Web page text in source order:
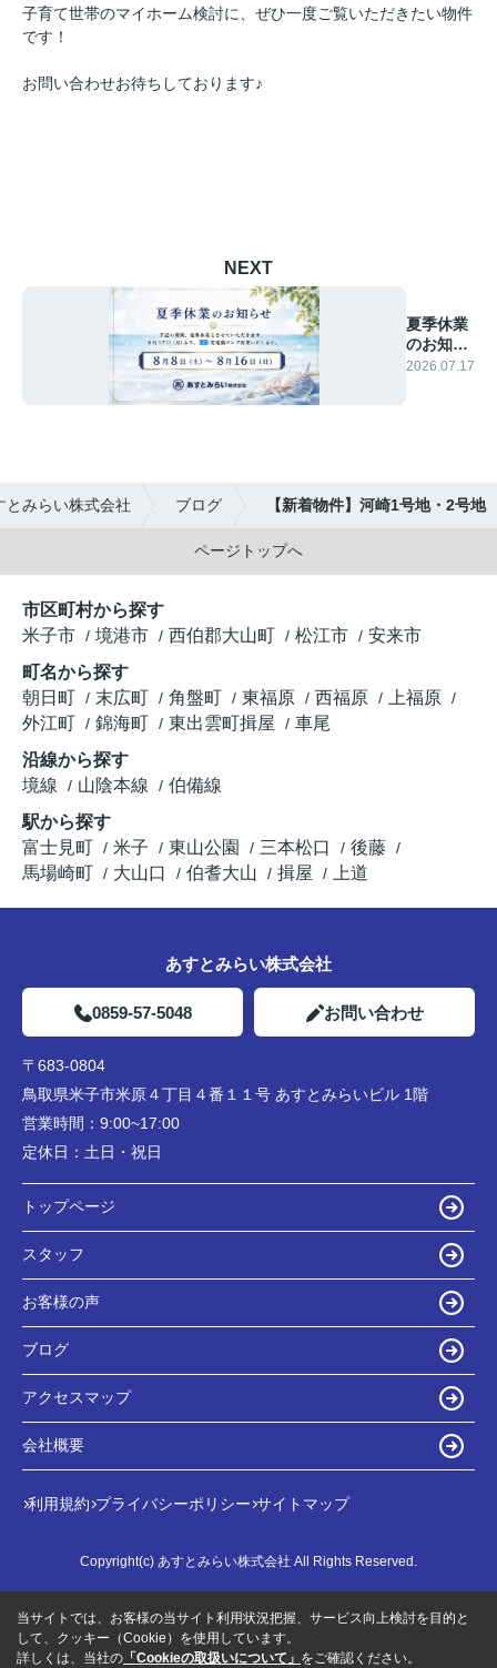
子育て世帯のマイホーム検討に、ぜひ一度ご覧いただきたい物件
です！
お問い合わせお待ちしております♪
NEXT
夏季休業
のお知ら
せ
2026.07.17
とみらい株式会社 ブログ 【新着物件】河崎1号地・2号地
ページトップへ
市区町村から探す
米子市
境港市 西伯郡大山町 松江市
安来市
町名から探す
朝日町
末広町 角盤町 東福原 西福原
上福原
外江町
錦海町 東出雲町揖屋
車尾
沿線から探す
境線
山陰本線
伯備線
駅から探す
富士見町
米子 東山公園 三本松口
後藤
馬場崎町
大山口 伯耆大山 揖屋 上道
あすとみらい株式会社
0859-57-5048 お問い合わせ
〒683-0804
鳥取県米子市米原４丁目４番１１号 あすとみらいビル 1階
営業時間： 9:00~17:00
定休日： 土日・祝日
トップページ
スタッフ
お客様の声
ブログ
アクセスマップ
会社概要
利用規約 プライバシーポリシー サイトマップ
Copyright(c) あすとみらい株式会社 All Rights Reserved.
当サイトでは、お客様の当サイト利用状況把握、サービス向上検討を目的と
して、クッキー（Cookie）を使用しています。
詳しくは、当社の 「Cookieの取扱いについて」 をご確認ください。